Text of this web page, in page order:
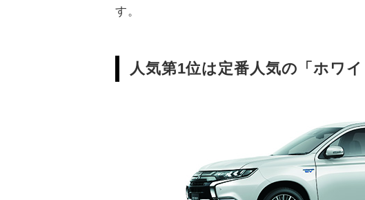
す。
人気第1位は定番人気の「ホワイ